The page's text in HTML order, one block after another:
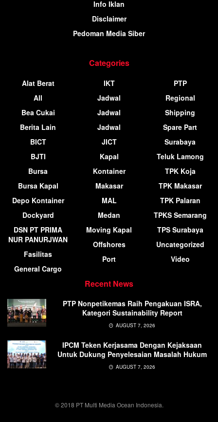
Info Iklan
Disclaimer
Pedoman Media Siber
Categories
Alat Berat
All
Bea Cukai
Berita Lain
BICT
BJTI
Bursa
Bursa Kapal
Depo Kontainer
Dockyard
DSN PT PRIMA
NUR PANURJWAN
Fasilitas
General Cargo
IKT
Jadwal
Jadwal
Jadwal
JICT
Kapal
Kontainer
Makasar
MAL
Medan
Moving Kapal
Offshores
Port
PTP
Regional
Shipping
Spare Part
Surabaya
Teluk Lamong
TPK Koja
TPK Makasar
TPK Palaran
TPKS Semarang
TPS Surabaya
Uncategorized
Video
Recent News
PTP Nonpetikemas Raih Pengakuan ISRA,
Kategori Sustainability Report
AUGUST 7, 2026
IPCM Teken Kerjasama Dengan Kejaksaan
Untuk Dukung Penyelesaian Masalah Hukum
AUGUST 7, 2026
© 2018 PT Multi Media Ocean Indonesia.